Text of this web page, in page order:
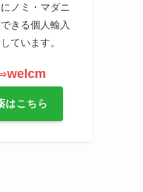
ノミ・マダニ
きる個人輸入
ています。
⇒welcm
はこちら